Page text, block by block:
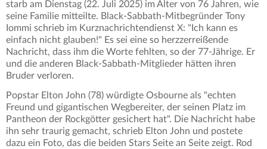
starb am Dienstag (22. Juli 2025) im Alter von 76 Jahren, wie
seine Familie mitteilte. Black-Sabbath-Mitbegründer Tony
Iommi schrieb im Kurznachrichtendienst X: "Ich kann es
einfach nicht glauben!" Es sei eine so herzzerreißende
Nachricht, dass ihm die Worte fehlten, so der 77-Jährige. Er
und die anderen Black-Sabbath-Mitglieder hätten ihren
Bruder verloren.
Popstar Elton John (78) würdigte Osbourne als "echten
Freund und gigantischen Wegbereiter, der seinen Platz im
Pantheon der Rockgötter gesichert hat". Die Nachricht habe
ihn sehr traurig gemacht, schrieb Elton John und postete
dazu ein Foto, das die beiden Stars Seite an Seite zeigt. Rod